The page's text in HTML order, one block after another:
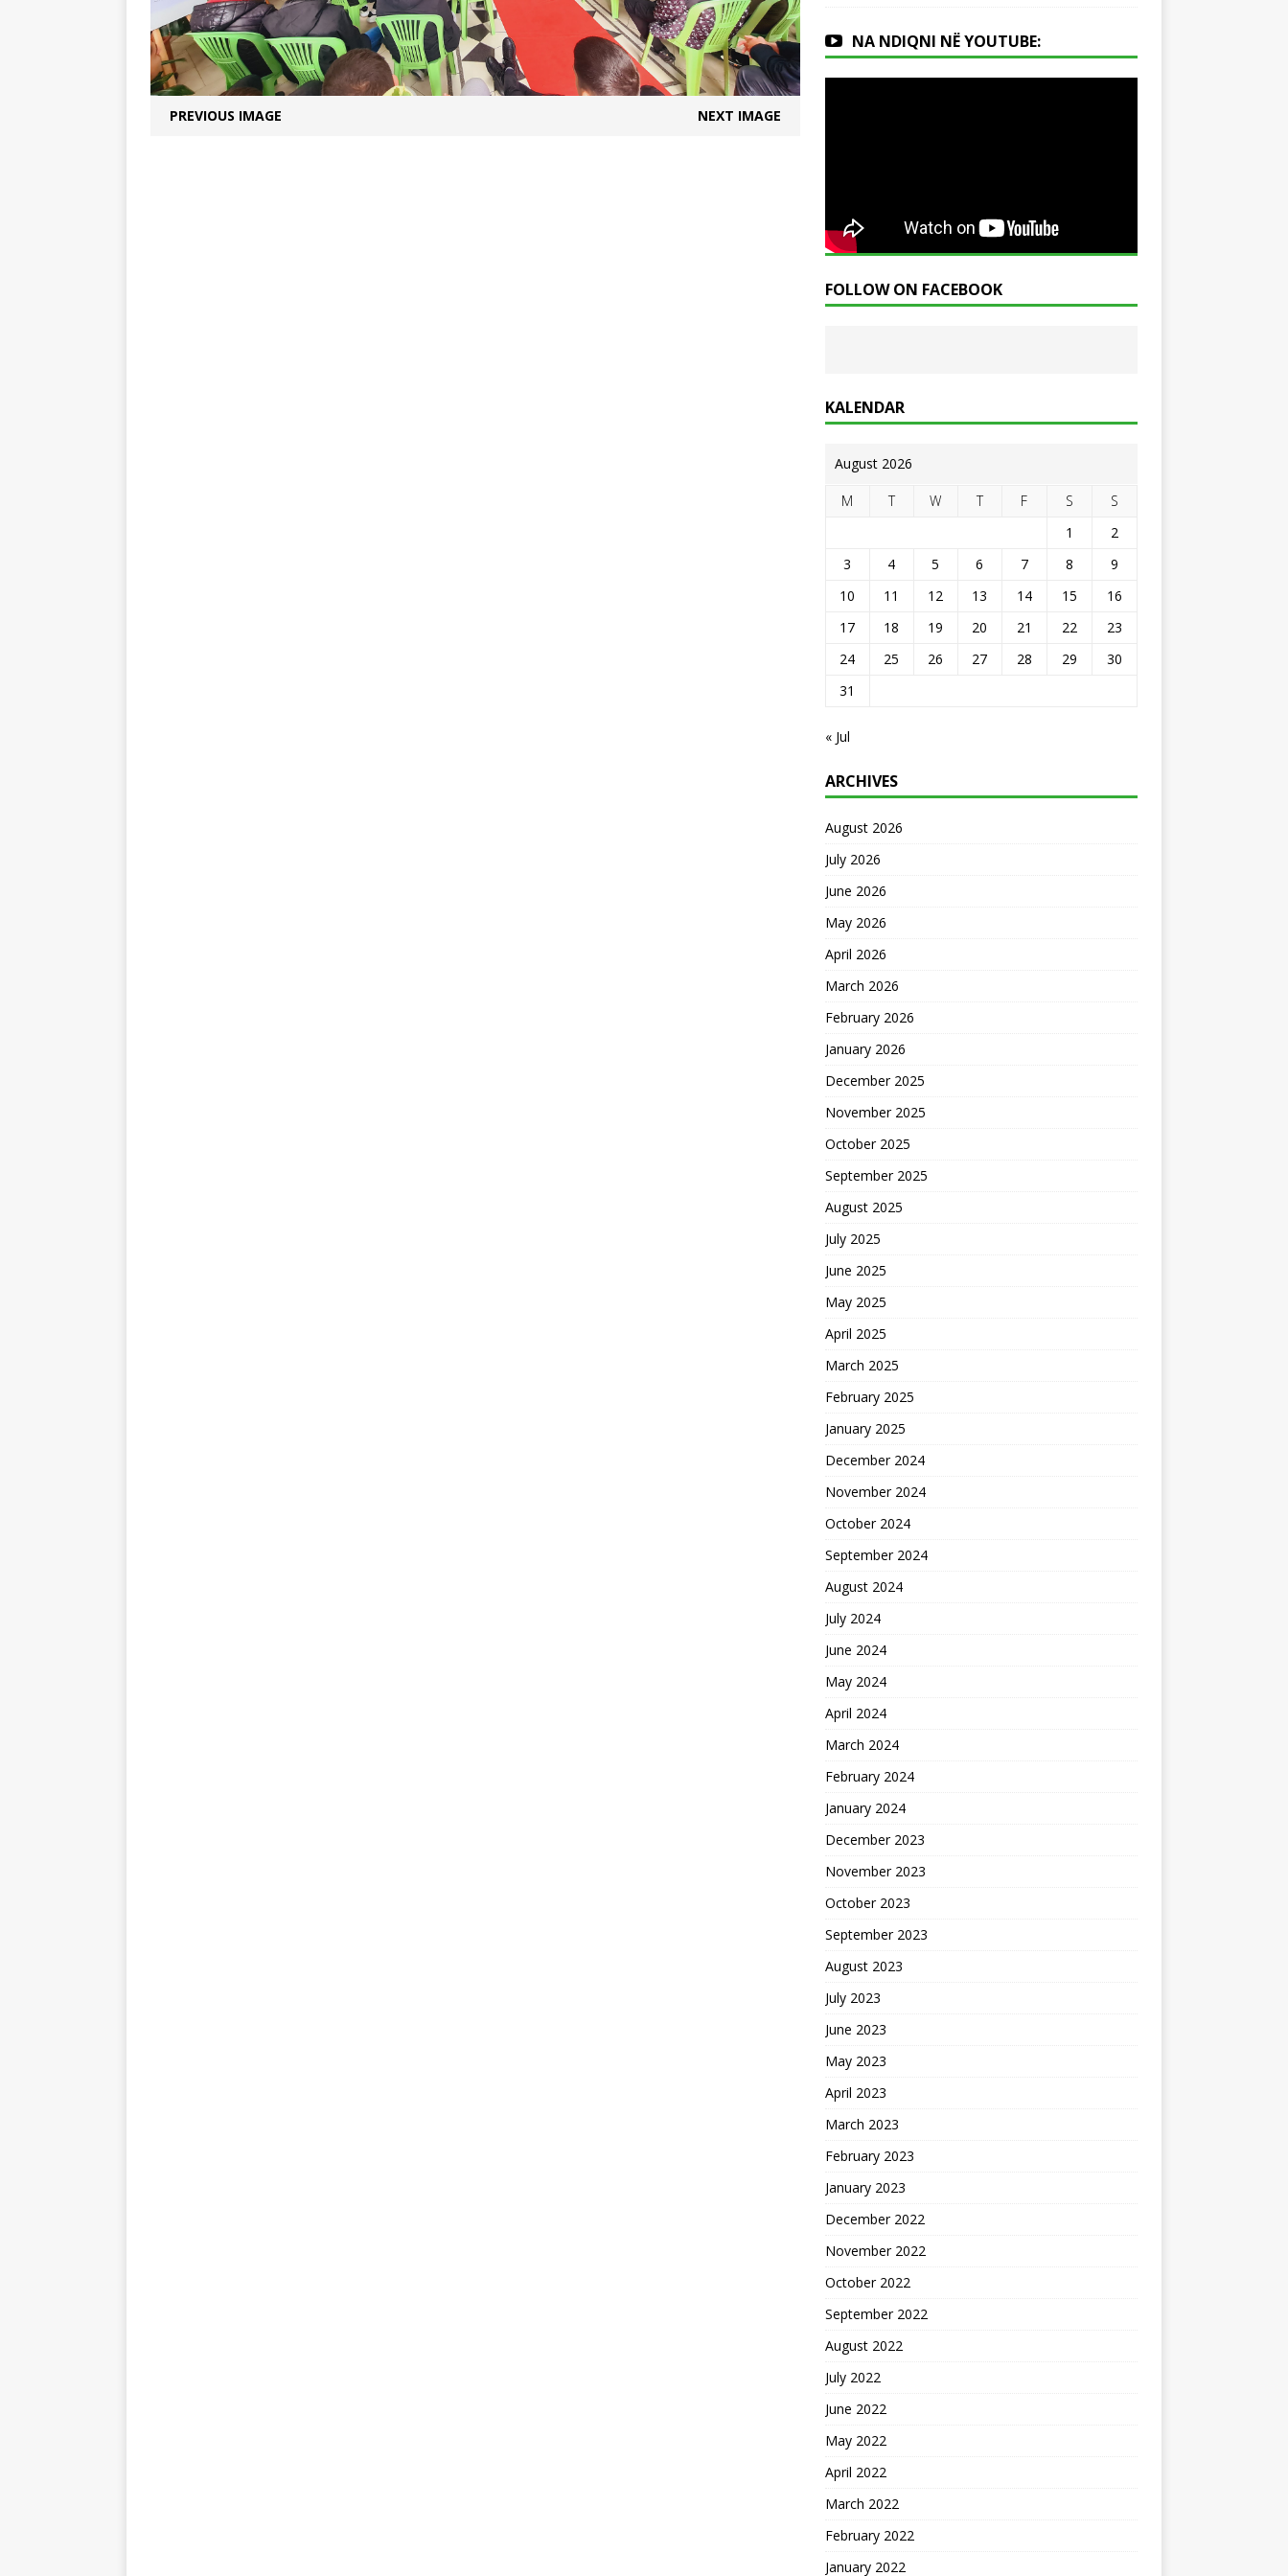
PREVIOUS IMAGE NEXT IMAGE
NA NDIQNI NË YOUTUBE:
FOLLOW ON FACEBOOK
KALENDAR
August 2026
M T W T F S
S
1
2
3
4 5 6 7 8
9
10
11 12 13 14 15
16
17
18 19 20 21 22
23
24
25 26 27 28 29
30
31
« Jul
ARCHIVES
August 2026
July 2026
June 2026
May 2026
April 2026
March 2026
February 2026
January 2026
December 2025
November 2025
October 2025
September 2025
August 2025
July 2025
June 2025
May 2025
April 2025
March 2025
February 2025
January 2025
December 2024
November 2024
October 2024
September 2024
August 2024
July 2024
June 2024
May 2024
April 2024
March 2024
February 2024
January 2024
December 2023
November 2023
October 2023
September 2023
August 2023
July 2023
June 2023
May 2023
April 2023
March 2023
February 2023
January 2023
December 2022
November 2022
October 2022
September 2022
August 2022
July 2022
June 2022
May 2022
April 2022
March 2022
February 2022
January 2022